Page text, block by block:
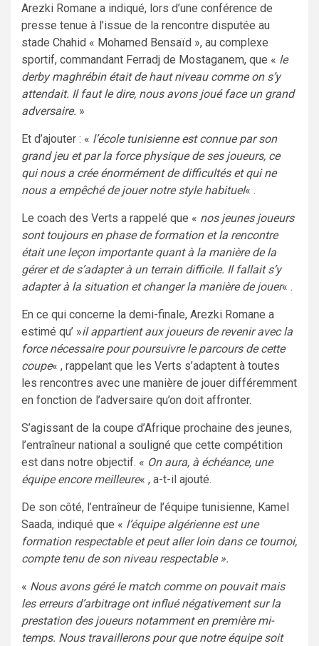
Arezki Romane a indiqué, lors d’une conférence de
presse tenue à l’issue de la rencontre disputée au
stade Chahid « Mohamed Bensaïd », au complexe
sportif, commandant Ferradj de Mostaganem, que « le
derby maghrébin était de haut niveau comme on s’y
attendait. Il faut le dire, nous avons joué face un grand
adversaire. »
Et d’ajouter : « l’école tunisienne est connue par son
grand jeu et par la force physique de ses joueurs, ce
qui nous a crée énormément de difficultés et qui ne
nous a empêché de jouer notre style habituel« .
Le coach des Verts a rappelé que « nos jeunes joueurs
sont toujours en phase de formation et la rencontre
était une leçon importante quant à la manière de la
gérer et de s’adapter à un terrain difficile. Il fallait s’y
adapter à la situation et changer la manière de jouer« .
En ce qui concerne la demi-finale, Arezki Romane a
estimé qu’ »il appartient aux joueurs de revenir avec la
force nécessaire pour poursuivre le parcours de cette
coupe« , rappelant que les Verts s’adaptent à toutes
les rencontres avec une manière de jouer différemment
en fonction de l’adversaire qu’on doit affronter.
S’agissant de la coupe d’Afrique prochaine des jeunes,
l’entraîneur national a souligné que cette compétition
est dans notre objectif. « On aura, à échéance, une
équipe encore meilleure« , a-t-il ajouté.
De son côté, l’entraîneur de l’équipe tunisienne, Kamel
Saada, indiqué que « l’équipe algérienne est une
formation respectable et peut aller loin dans ce tournoi,
compte tenu de son niveau respectable ».
« Nous avons géré le match comme on pouvait mais
les erreurs d’arbitrage ont influé négativement sur la
prestation des joueurs notamment en première mi-
temps. Nous travaillerons pour que notre équipe soit